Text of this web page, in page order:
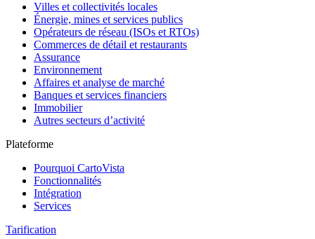
Villes et collectivités locales
Énergie, mines et services publics
Opérateurs de réseau (ISOs et RTOs)
Commerces de détail et restaurants
Assurance
Environnement
Affaires et analyse de marché
Banques et services financiers
Immobilier
Autres secteurs d’activité
Plateforme
Pourquoi CartoVista
Fonctionnalités
Intégration
Services
Tarification